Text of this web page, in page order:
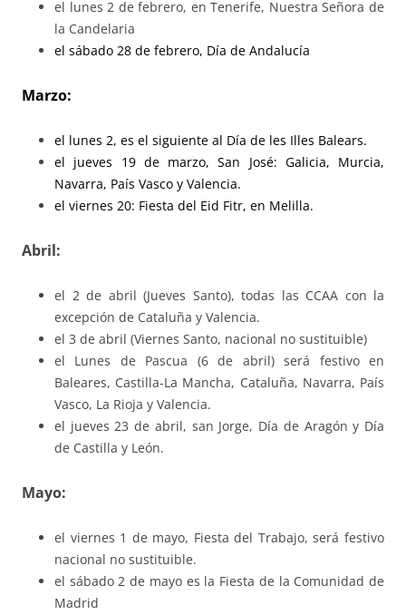
el lunes 2 de febrero, en Tenerife, Nuestra Señora de
la Candelaria
el sábado 28 de febrero, Día de Andalucía
Marzo:
el lunes 2, es el siguiente al Día de les Illes Balears.
el jueves 19 de marzo, San José: Galicia, Murcia,
Navarra, País Vasco y Valencia.
el viernes 20: Fiesta del Eid Fitr, en Melilla.
Abril:
el 2 de abril (Jueves Santo), todas las CCAA con la
excepción de Cataluña y Valencia.
el 3 de abril (Viernes Santo, nacional no sustituible)
el Lunes de Pascua (6 de abril) será festivo en
Baleares, Castilla-La Mancha, Cataluña, Navarra, País
Vasco, La Rioja y Valencia.
el jueves 23 de abril, san Jorge, Día de Aragón y Día
de Castilla y León.
Mayo:
el viernes 1 de mayo, Fiesta del Trabajo, será festivo
nacional no sustituible.
el sábado 2 de mayo es la Fiesta de la Comunidad de
Madrid